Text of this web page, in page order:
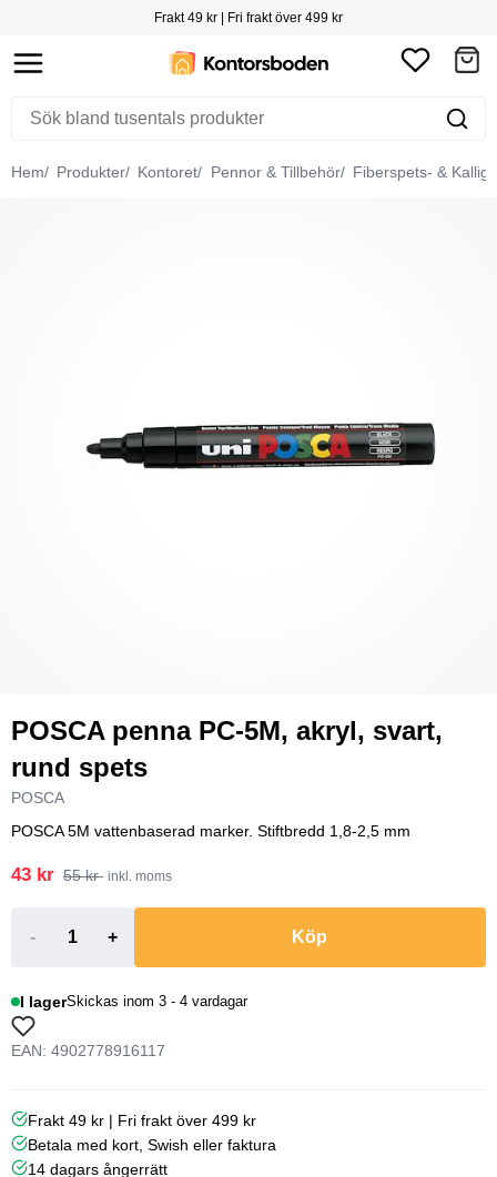
Frakt 49 kr | Fri frakt över 499 kr
Hem Produkter Kontoret Pennor & Tillbehör Fiberspets- &
POSCA penna PC-5M, akryl, svart,
rund spets
POSCA
POSCA 5M vattenbaserad marker. Stiftbredd 1,8-2,5 mm
43 kr 55 kr inkl. moms
- + Köp
I lagerSkickas inom 3 - 4 vardagar
EAN: 4902778916117
Frakt 49 kr | Fri frakt över 499 kr
Betala med kort, Swish eller faktura
14 dagars ångerrätt